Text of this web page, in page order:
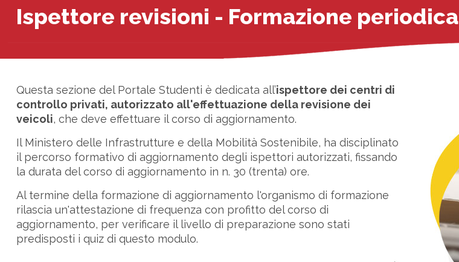
Ispettore revisioni - Formazione periodica
Questa sezione del Portale Studenti è dedicata all’ispettore dei centri di
controllo privati, autorizzato all'effettuazione della revisione dei
veicoli, che deve effettuare il corso di aggiornamento.
Il Ministero delle Infrastrutture e della Mobilità Sostenibile, ha disciplinato
il percorso formativo di aggiornamento degli ispettori autorizzati, fissando
la durata del corso di aggiornamento in n. 30 (trenta) ore.
Al termine della formazione di aggiornamento l'organismo di formazione
rilascia un'attestazione di frequenza con profitto del corso di
aggiornamento, per verificare il livello di preparazione sono stati
predisposti i quiz di questo modulo.